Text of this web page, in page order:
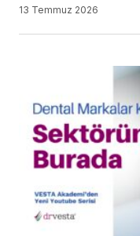
13 Temmuz 2026